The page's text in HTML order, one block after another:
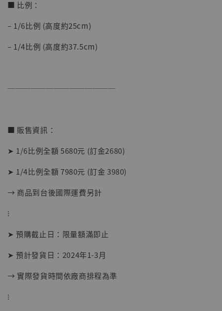
子彈飛 鵝城縣長 張麻子 [BK01]
■ 比例：
– 1/6比例 (高度約25cm)
– 1/4比例 (高度約37.5cm)
──────────────
■ 販售資訊：
➤ 1/6比例全額 5680元 (訂金2680)
➤ 1/4比例全額 7980元 (訂金 3980)
→ 商品到台後國際運費另計
⁝
➤ 預購截止日：限量額滿即止
➤ 預計發貨日：2024年1-3月
→ 實際發貨時間依廠商排程為準
⁝